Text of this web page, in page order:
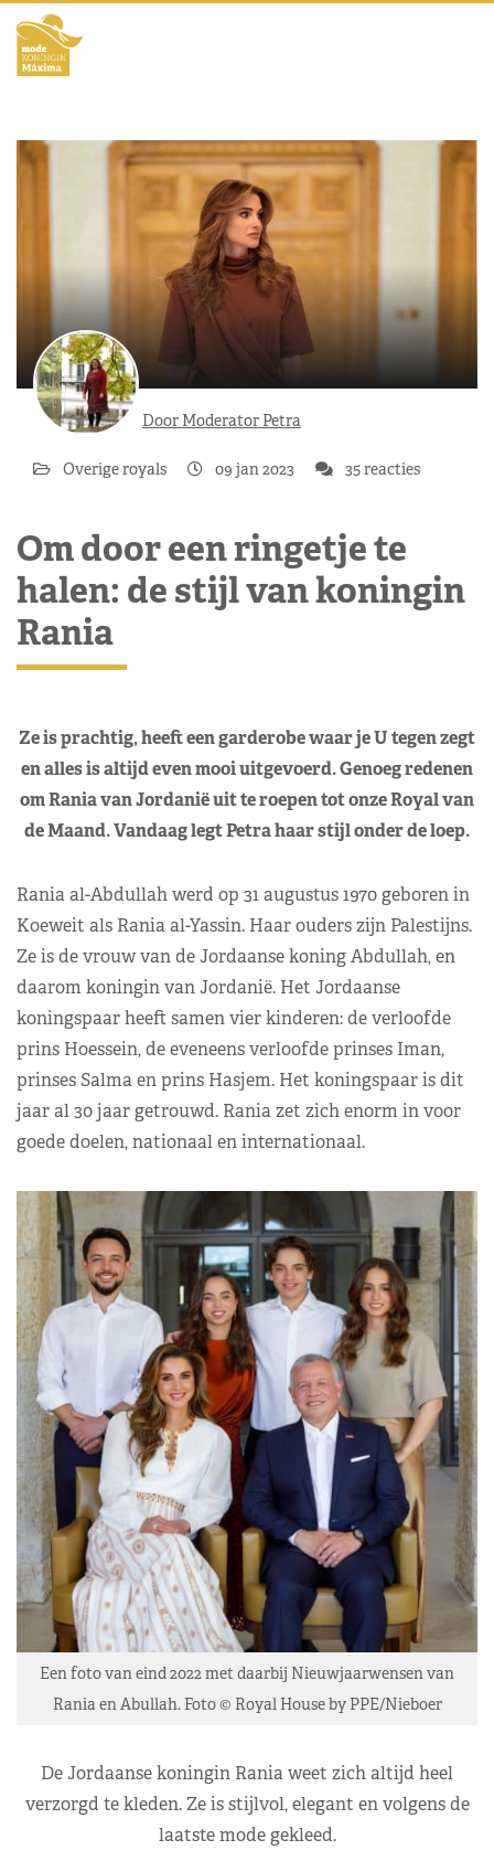
Door Moderator Petra
Overige royals 09 jan 2023 35 reacties
Om door een ringetje te
halen: de stijl van koningin
Rania
Ze is prachtig, heeft een garderobe waar je U tegen zegt
en alles is altijd even mooi uitgevoerd. Genoeg redenen
om Rania van Jordanië uit te roepen tot onze Royal van
de Maand. Vandaag legt Petra haar stijl onder de loep.
Rania al-Abdullah werd op 31 augustus 1970 geboren in
Koeweit als Rania al-Yassin. Haar ouders zijn Palestijns.
Ze is de vrouw van de Jordaanse koning Abdullah, en
daarom koningin van Jordanië. Het Jordaanse
koningspaar heeft samen vier kinderen: de verloofde
prins Hoessein, de eveneens verloofde prinses Iman,
prinses Salma en prins Hasjem. Het koningspaar is dit
jaar al 30 jaar getrouwd. Rania zet zich enorm in voor
goede doelen, nationaal en internationaal.
Een foto van eind 2022 met daarbij Nieuwjaarwensen van
Rania en Abullah. Foto © Royal House by PPE/Nieboer
De Jordaanse koningin Rania weet zich altijd heel
verzorgd te kleden. Ze is stijlvol, elegant en volgens de
laatste mode gekleed.